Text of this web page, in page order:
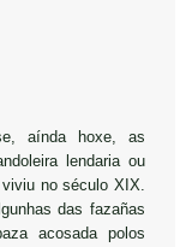
aínda hoxe, as
lendaria ou
no século XIX.
das fazañas
acosada polos